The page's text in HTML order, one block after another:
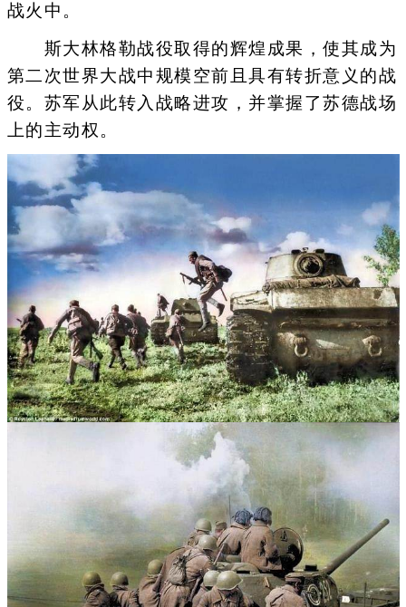
战火中。
斯大林格勒战役取得的辉煌成果，使其成为
第二次世界大战中规模空前且具有转折意义的战
役。苏军从此转入战略进攻，并掌握了苏德战场
上的主动权。